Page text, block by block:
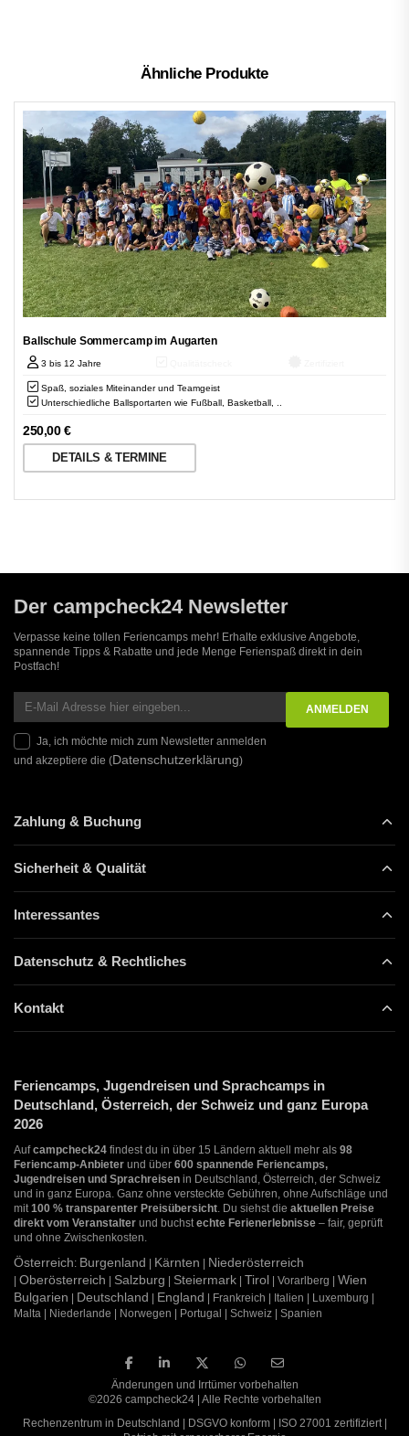
Ähnliche Produkte
Ballschule Sommercamp im Augarten
3 bis 12 Jahre
Spaß, soziales Miteinander und Teamgeist
Unterschiedliche Ballsportarten wie Fußball, Basketball, ..
250,00€
DETAILS & TERMINE
Der campcheck24 Newsletter
Verpasse keine tollen Feriencamps mehr! Erhalte exklusive Angebote,
spannende Tipps & Rabatte und jede Menge Ferienspaß direkt in dein
Postfach!
Ja, ich möchte mich zum Newsletter anmelden
und akzeptiere die (Datenschutzerklärung)
Zahlung & Buchung
Sicherheit & Qualität
Interessantes
Datenschutz & Rechtliches
Kontakt
Feriencamps, Jugendreisen und Sprachcamps in
Deutschland, Österreich, der Schweiz und ganz Europa
2026
Aufcampcheck24 findest du in über 15 Ländern aktuell mehr als 98
Feriencamp-Anbieter und über 600 spannende Feriencamps,
Jugendreisen und Sprachreisen in Deutschland, Österreich, der Schweiz
und in ganz Europa. Ganz ohne versteckte Gebühren, ohne Aufschläge und
mit100 % transparenter Preisübersicht. Du siehst die aktuellen Preise
direkt vom Veranstalter und buchstechte Ferienerlebnisse – fair, geprüft
und ohne Zwischenkosten.
Österreich: Burgenland | Kärnten | Niederösterreich
| Oberösterreich | Salzburg | Steiermark | Tirol | Vorarlberg | Wien
Bulgarien | Deutschland | England | Frankreich | Italien | Luxemburg |
Malta | Niederlande | Norwegen | Portugal | Schweiz | Spanien
Änderungen und Irrtümer vorbehalten
©2026 campcheck24 | Alle Rechte vorbehalten
Rechenzentrum in Deutschland | DSGVO konform | ISO 27001 zertifiziert |